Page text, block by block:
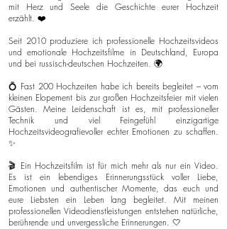
mit Herz und Seele die Geschichte eurer Hochzeit
erzählt. ❤️
Seit 2010 produziere ich professionelle Hochzeitsvideos
und emotionale Hochzeitsfilme in Deutschland, Europa
und bei russisch-deutschen Hochzeiten. 🌍
💍 Fast 200 Hochzeiten habe ich bereits begleitet – vom
kleinen Elopement bis zur großen Hochzeitsfeier mit vielen
Gästen. Meine Leidenschaft ist es, mit professioneller
Technik und viel Feingefühl einzigartige
Hochzeitsvideografievoller echter Emotionen zu schaffen.
✨
🎬 Ein Hochzeitsfilm ist für mich mehr als nur ein Video.
Es ist ein lebendiges Erinnerungsstück voller Liebe,
Emotionen und authentischer Momente, das euch und
eure Liebsten ein Leben lang begleitet. Mit meinen
professionellen Videodienstleistungen entstehen natürliche,
berührende und unvergessliche Erinnerungen. 🤍